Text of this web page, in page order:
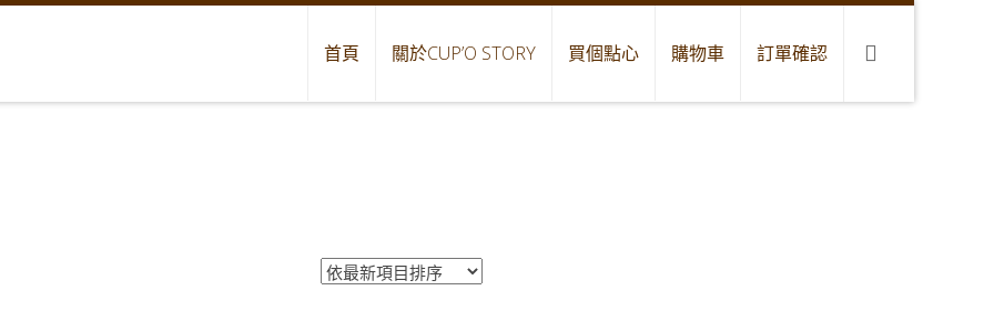
首頁 關於CUP’O STORY 買個點心 購物車 訂單確認